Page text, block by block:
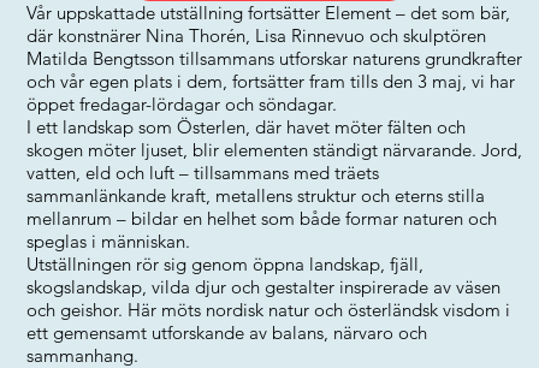
Vår uppskattade utställning fortsätter Element – det som bär,
där konstnärer Nina Thorén, Lisa Rinnevuo och skulptören
Matilda Bengtsson tillsammans utforskar naturens grundkrafter
och vår egen plats i dem, fortsätter fram tills den 3 maj, vi har
öppet fredagar-lördagar och söndagar.
I ett landskap som Österlen, där havet möter fälten och
skogen möter ljuset, blir elementen ständigt närvarande. Jord,
vatten, eld och luft – tillsammans med träets
sammanlänkande kraft, metallens struktur och eterns stilla
mellanrum – bildar en helhet som både formar naturen och
speglas i människan.
Utställningen rör sig genom öppna landskap, fjäll,
skogslandskap, vilda djur och gestalter inspirerade av väsen
och geishor. Här möts nordisk natur och österländsk visdom i
ett gemensamt utforskande av balans, närvaro och
sammanhang.